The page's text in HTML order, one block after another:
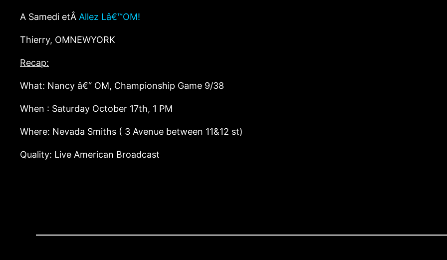
A Samedi etÂ Allez Lâ€™OM!
Thierry, OMNEWYORK
Recap:
What: Nancy â€“ OM, Championship Game 9/38
When : Saturday October 17th, 1 PM
Where: Nevada Smiths ( 3 Avenue between 11&12 st)
Quality: Live American Broadcast